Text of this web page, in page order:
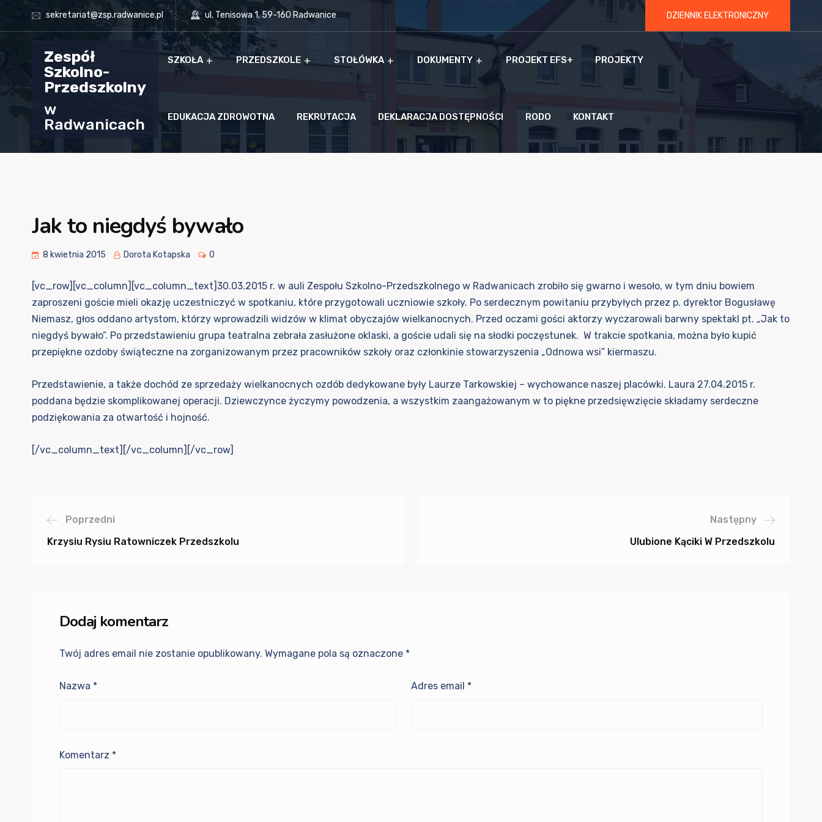
sekretariat@zsp.radwanice.pl ul. Tenisowa 1, 59-160 Radwanice DZIENNIK ELEKTRONICZNY
Zespół
Szkolno-
Przedszkolny
w
Radwanicach
SZKOŁA PRZEDSZKOLE STOŁÓWKA DOKUMENTY PROJEKT EFS+ PROJEKTY
EDUKACJA ZDROWOTNA REKRUTACJA DEKLARACJA DOSTĘPNOŚCI RODO KONTAKT
Jak to niegdyś bywało
8 kwietnia 2015 Dorota Kotapska 0
[vc_row][vc_column][vc_column_text]30.03.2015 r. w auli Zespołu Szkolno-Przedszkolnego w Radwanicach zrobiło się gwarno i wesoło, w tym dniu bowiem
zaproszeni goście mieli okazję uczestniczyć w spotkaniu, które przygotowali uczniowie szkoły. Po serdecznym powitaniu przybyłych przez p. dyrektor Bogusławę
Niemasz, głos oddano artystom, którzy wprowadzili widzów w klimat obyczajów wielkanocnych. Przed oczami gości aktorzy wyczarowali barwny spektakl pt. „Jak to
niegdyś bywało”. Po przedstawieniu grupa teatralna zebrała zasłużone oklaski, a goście udali się na słodki poczęstunek. W trakcie spotkania, można było kupić
przepiękne ozdoby świąteczne na zorganizowanym przez pracowników szkoły oraz członkinie stowarzyszenia „Odnowa wsi” kiermaszu.
Przedstawienie, a także dochód ze sprzedaży wielkanocnych ozdób dedykowane były Laurze Tarkowskiej – wychowance naszej placówki. Laura 27.04.2015 r.
poddana będzie skomplikowanej operacji. Dziewczynce życzymy powodzenia, a wszystkim zaangażowanym w to piękne przedsięwzięcie składamy serdeczne
podziękowania za otwartość i hojność.
[/vc_column_text][/vc_column][/vc_row]
Poprzedni
Krzysiu Rysiu Ratowniczek Przedszkolu
Następny
Ulubione Kąciki W Przedszkolu
Dodaj komentarz
Twój adres email nie zostanie opublikowany. Wymagane pola są oznaczone *
Nazwa * Adres email *
Komentarz *